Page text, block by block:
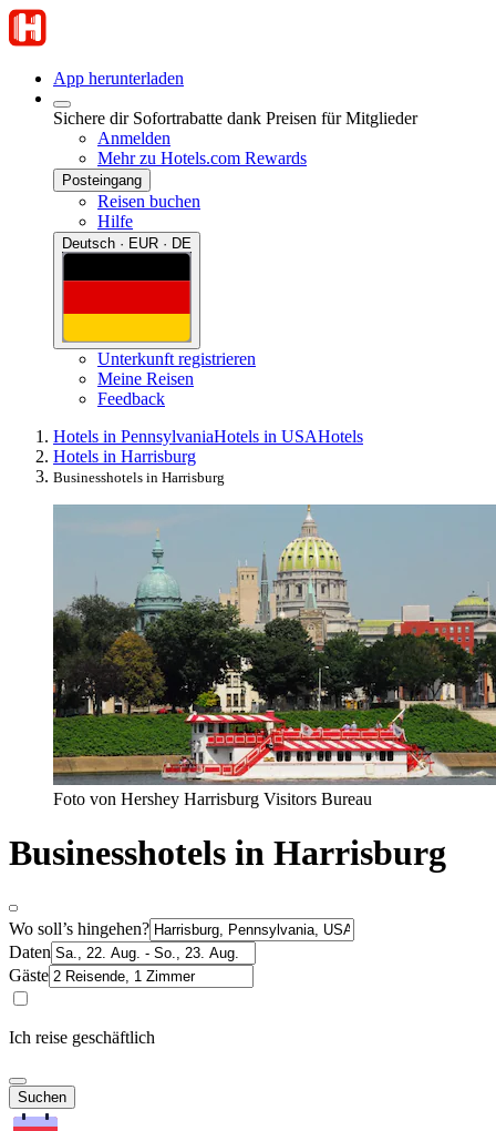
App herunterladen
Sichere dir Sofortrabatte dank Preisen für Mitglieder
Anmelden
Mehr zu Hotels.com Rewards
Posteingang
Reisen buchen
Hilfe
Deutsch · EUR · DE
Unterkunft registrieren
Meine Reisen
Feedback
Hotels in PennsylvaniaHotels in USAHotels
Hotels in Harrisburg
Businesshotels in Harrisburg
Foto von Hershey Harrisburg Visitors Bureau
Businesshotels in Harrisburg
Wo soll’s hingehen?
Daten
Gäste
Ich reise geschäftlich
Suchen